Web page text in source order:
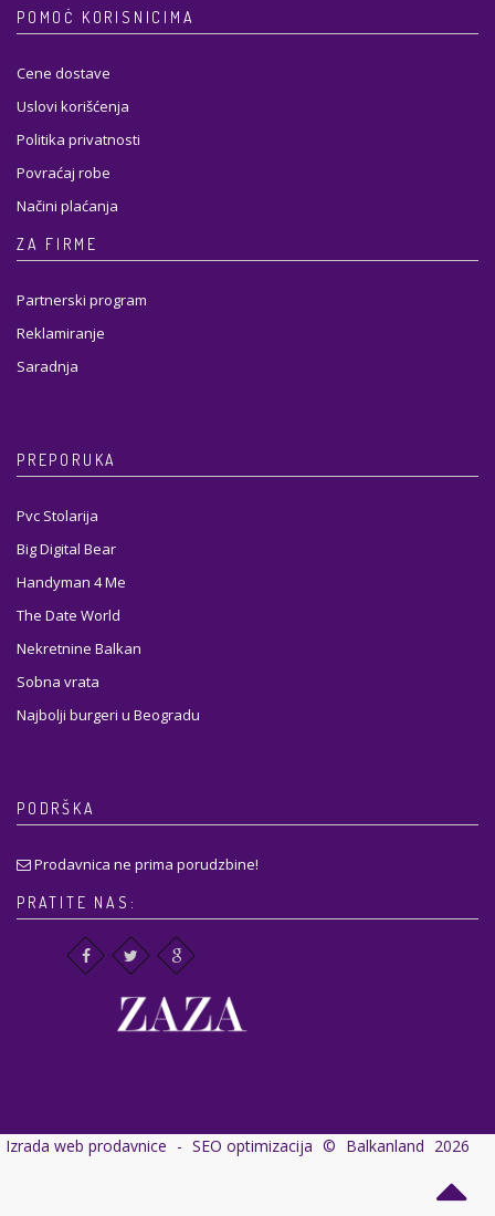
POMOĆ KORISNICIMA
Cene dostave
Uslovi korišćenja
Politika privatnosti
Povraćaj robe
Načini plaćanja
ZA FIRME
Partnerski program
Reklamiranje
Saradnja
PREPORUKA
Pvc Stolarija
Big Digital Bear
Handyman 4 Me
The Date World
Nekretnine Balkan
Sobna vrata
Najbolji burgeri u Beogradu
PODRŠKA
Prodavnica ne prima porudzbine!
PRATITE NAS:
Izrada web prodavnice - SEO optimizacija © Balkanland 2026